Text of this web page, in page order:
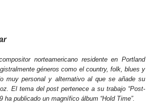
norteamericano residente en Portland
géneros como el country, folk, blues y
muy personal y alternativo al que se añade su
El tema del post pertenece a su trabajo “Post-
ha publicado un magnífico álbum “Hold Time”.